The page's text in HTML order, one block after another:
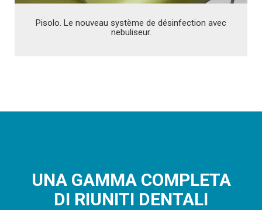
Pisolo. Le nouveau système de désinfection avec
nebuliseur.
UNA GAMMA COMPLETA
DI RIUNITI DENTALI